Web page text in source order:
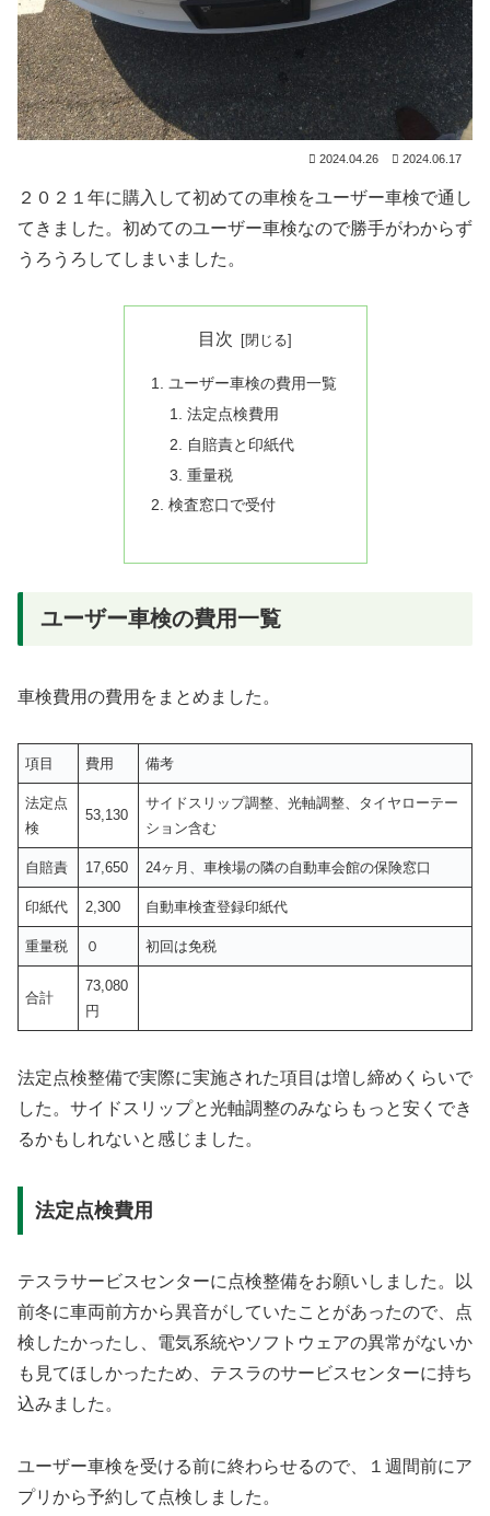
2024.04.26 2024.06.17
２０２１年に購入して初めての車検をユーザー車検で通し
てきました。初めてのユーザー車検なので勝手がわからず
うろうろしてしまいました。
目次
ユーザー車検の費用一覧
法定点検費用
自賠責と印紙代
重量税
検査窓口で受付
ユーザー車検の費用一覧
車検費用の費用をまとめました。
項目 費用 備考
法定点
検
53,130
サイドスリップ調整、光軸調整、タイヤローテー
ション含む
自賠責 17,650 24ヶ月、車検場の隣の自動車会館の保険窓口
印紙代 2,300 自動車検査登録印紙代
重量税 ０ 初回は免税
合計
73,080
円
法定点検整備で実際に実施された項目は増し締めくらいで
した。サイドスリップと光軸調整のみならもっと安くでき
るかもしれないと感じました。
法定点検費用
テスラサービスセンターに点検整備をお願いしました。以
前冬に車両前方から異音がしていたことがあったので、点
検したかったし、電気系統やソフトウェアの異常がないか
も見てほしかったため、テスラのサービスセンターに持ち
込みました。
ユーザー車検を受ける前に終わらせるので、１週間前にア
プリから予約して点検しました。